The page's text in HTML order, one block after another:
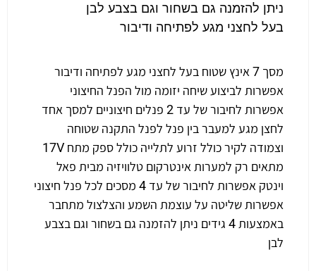
ניתן להזמנה גם בשחור וגם בצבע לבן
בעל לחצני מגע לפתיחה ודיבור
מסך 7 אינץ שטוח בעל לחצני מגע לפתיחה ודיבור
אפשרות לביצוע שיחה יזומה מול הפנל החיצוני
אפשרות לחיבור של עד 2 פנלים חיצוניים למסך אחד
לחצן מגע למעבר בין פנל לפנל התקנה שטוחה
וצמודה לקיר כולל זרוע לתלייה כולל ספק מתח 17V
מתאים רק למערות אינטרקום טלוויזיה מבית פאל
וינטק אפשרות לחיבור של עד 4 מסכים לכל פנל חיצוני
אפשרות שליטה על עוצמת השמע והצלצול מתחבר
באמצעות 4 גידים ניתן להזמנה גם בשחור וגם בצבע
לבן